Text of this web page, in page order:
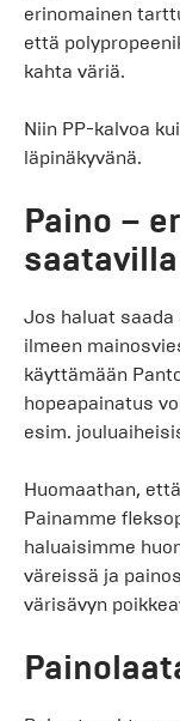
erinomainen
että
kahta väriä.
Niin PP-kalvoa
läpinäkyvänä.
Paino –
saatavilla
Jos haluat
ilmeen
käyttämään
hopeapainatus
esim.
Huomaathan,
Painamme
haluaisimme
väreissä ja
värisävyn